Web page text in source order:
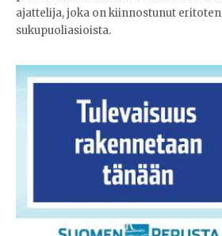
ajattelija, joka on kiinnostunut eritoten
sukupuoliasioista.